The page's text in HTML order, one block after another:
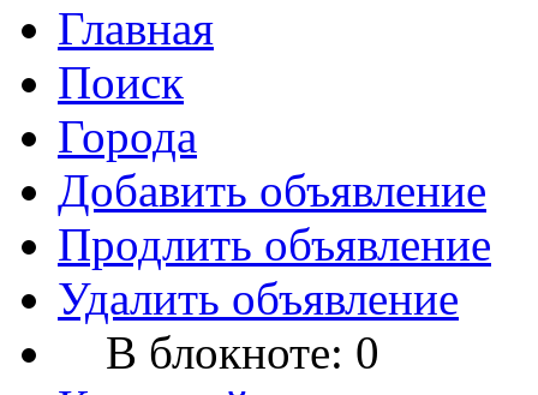
Главная
Поиск
Города
Добавить объявление
Продлить объявление
Удалить объявление
В блокноте: 0